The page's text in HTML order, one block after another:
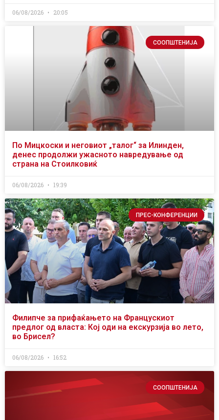
06/08/2026 20:05
СООПШТЕНИЈА
По Мицкоски и неговиот „талог“ за Илинден,
денес продолжи ужасното навредување од
страна на Стоилковиќ
06/08/2026 19:39
ПРЕС-КОНФЕРЕНЦИИ
Филипче за прифаќањето на Францускиот
предлог од власта: Кој оди на екскурзија во лето,
во Брисел?
06/08/2026 16:52
СООПШТЕНИЈА